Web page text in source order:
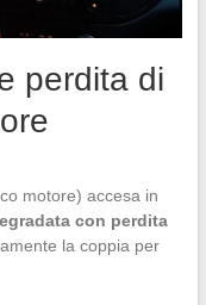
perdita di
motore) accesa in
con perdita
la coppia per